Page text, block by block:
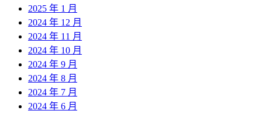
2025 年 1 月
2024 年 12 月
2024 年 11 月
2024 年 10 月
2024 年 9 月
2024 年 8 月
2024 年 7 月
2024 年 6 月